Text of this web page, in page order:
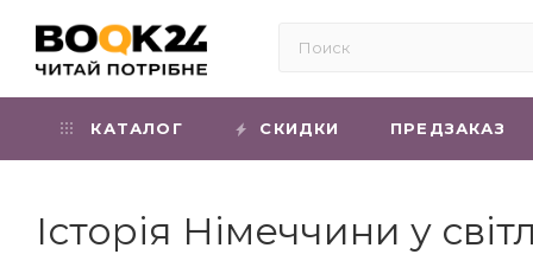
КАТАЛОГ СКИДКИ ПРЕДЗАКАЗ
Історія Німеччини у